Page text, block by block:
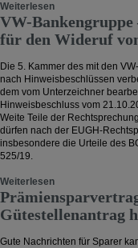
Weiterlesen
VW-Bankengruppe
für den Wideruf
Die 5. Kammer des mit den
nach Hinweisbeschlüssen
dem vom Unterzeichner
Hinweisbeschluss vom
Weite Teile der
dürfen nach der EUGH-
insbesondere die Urteile des
525/19.
Weiterlesen
Gütestellenantrag
Gute Nachrichten für Sparer